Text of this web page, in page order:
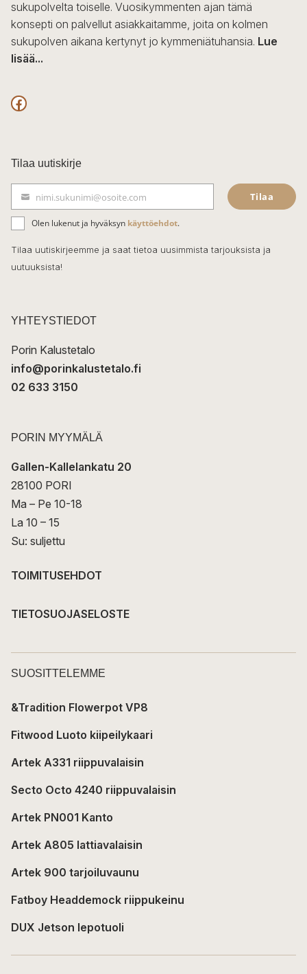
sukupolvelta toiselle. Vuosikymmenten ajan tämä
konsepti on palvellut asiakkaitamme, joita on kolmen
sukupolven aikana kertynyt jo kymmeniätuhansia. Lue
lisää...
F
c
e
b
o
o
k
Tilaa uutiskirje
ä
h
k
t
nimi.sukunimi@osoite.com Tilaa
Olen lukenut ja hyväksyn käyttöehdot.
Tilaa uutiskirjeemme ja saat tietoa uusimmista tarjouksista ja
uutuuksista!
YHTEYSTIEDOT
Porin Kalustetalo
info@porinkalustetalo.fi
02 633 3150
PORIN MYYMÄLÄ
Gallen-Kallelankatu 20
28100 PORI
Ma – Pe 10-18
La 10 – 15
Su: suljettu
TOIMITUSEHDOT
TIETOSUOJASELOSTE
SUOSITTELEMME
&Tradition Flowerpot VP8
Fitwood Luoto kiipeilykaari
Artek A331 riippuvalaisin
Secto Octo 4240 riippuvalaisin
Artek PN001 Kanto
Artek A805 lattiavalaisin
Artek 900 tarjoiluvaunu
Fatboy Headdemock riippukeinu
DUX Jetson lepotuoli